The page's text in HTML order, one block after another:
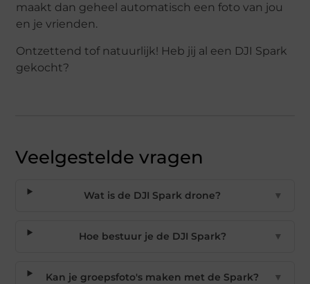
maakt dan geheel automatisch een foto van jou
en je vrienden.
Ontzettend tof natuurlijk! Heb jij al een DJI Spark
gekocht?
Veelgestelde vragen
Wat is de DJI Spark drone? ▼
Hoe bestuur je de DJI Spark? ▼
Kan je groepsfoto's maken met de Spark? ▼